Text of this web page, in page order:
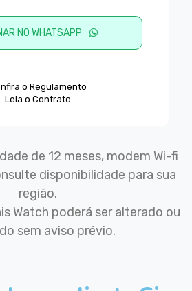
NO WHATSAPP
o Regulamento
Leia o Contrato
de 12 meses, modem Wi-fi
disponibilidade para sua
região.
Watch poderá ser alterado ou
sem aviso prévio.